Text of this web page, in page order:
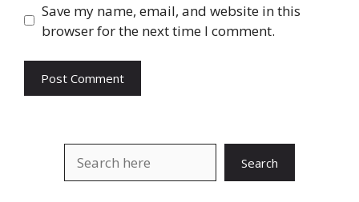
Save my name, email, and website in this
browser for the next time I comment.
Search